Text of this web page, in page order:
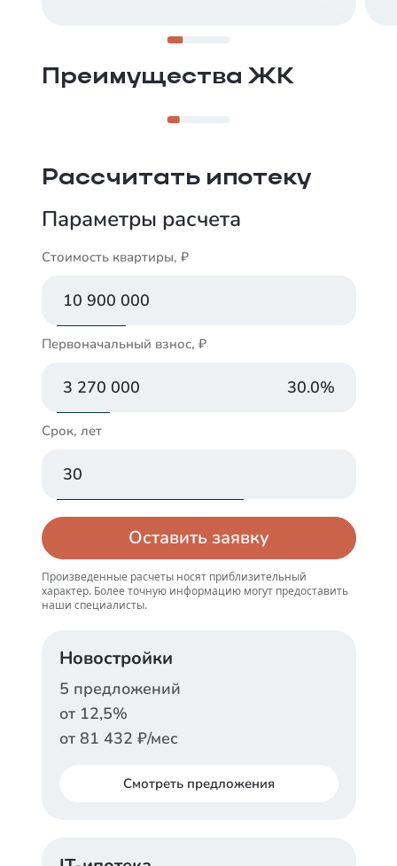
Преимущества ЖК
Всего 10 минут на машине — и вы в центре
Рассчитать ипотеку
Параметры расчета
Стоимость квартиры, ₽
Первоначальный взнос, ₽
30.0%
Срок, лет
Оставить заявку
Произведенные расчеты носят приблизительный
характер. Более точную информацию могут предоставить
наши специалисты.
Новостройки
5 предложений
от 12,5%
от 81 432 ₽/мес
Смотретьпредложения